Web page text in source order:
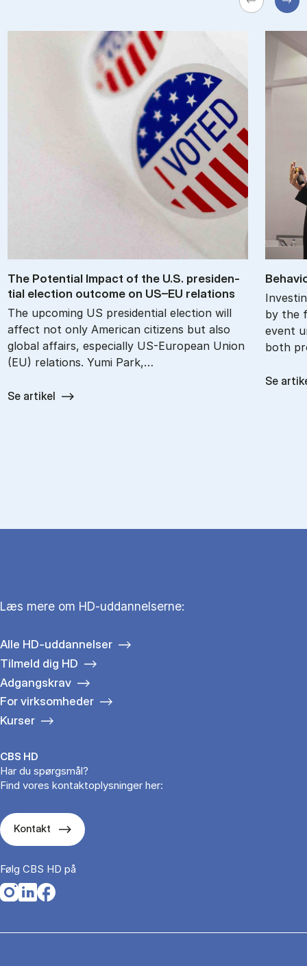
The Po­ten­tial Im­pact of the U.S. pres­id­en­
tial elec­tion out­come on US–EU re­la­tions
The upcoming US presidential election will
affect not only American citizens but also
global affairs, especially US-European Union
(EU) relations. Yumi Park,…
Se artikel
by the
event
both
Se
Læs mere om HD-uddannelserne:
Alle HD-uddannelser
Tilmeld dig HD
Adgangskrav
For virksomheder
Kurser
CBS HD
Har du spørgsmål?
Find vores kontaktoplysninger her:
Kontakt
Følg CBS HD på
Opens in a new tab
Opens in a new tab
Opens in a new tab